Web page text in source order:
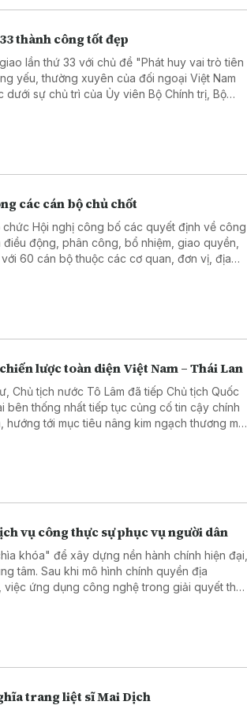
thành công tốt đẹp
lần thứ 33 với chủ đề "Phát huy vai trò tiên
yếu, thường xuyên của đối ngoại Việt Nam
sự chủ trì của Ủy viên Bộ Chính trị, Bộ
các cán bộ chủ chốt
Hội nghị công bố các quyết định về công
động, phân công, bổ nhiệm, giao quyền,
60 cán bộ thuộc các cơ quan, đơn vị, địa
lược toàn diện Việt Nam – Thái Lan
Chủ tịch nước Tô Lâm đã tiếp Chủ tịch Quốc
bên thống nhất tiếp tục củng cố tin cậy chính
tới mục tiêu nâng kim ngạch thương mại
vụ công thực sự phục vụ người dân
khóa" để xây dựng nền hành chính hiện đại,
tâm. Sau khi mô hình chính quyền địa
ứng dụng công nghệ trong giải quyết thủ
trang liệt sĩ Mai Dịch